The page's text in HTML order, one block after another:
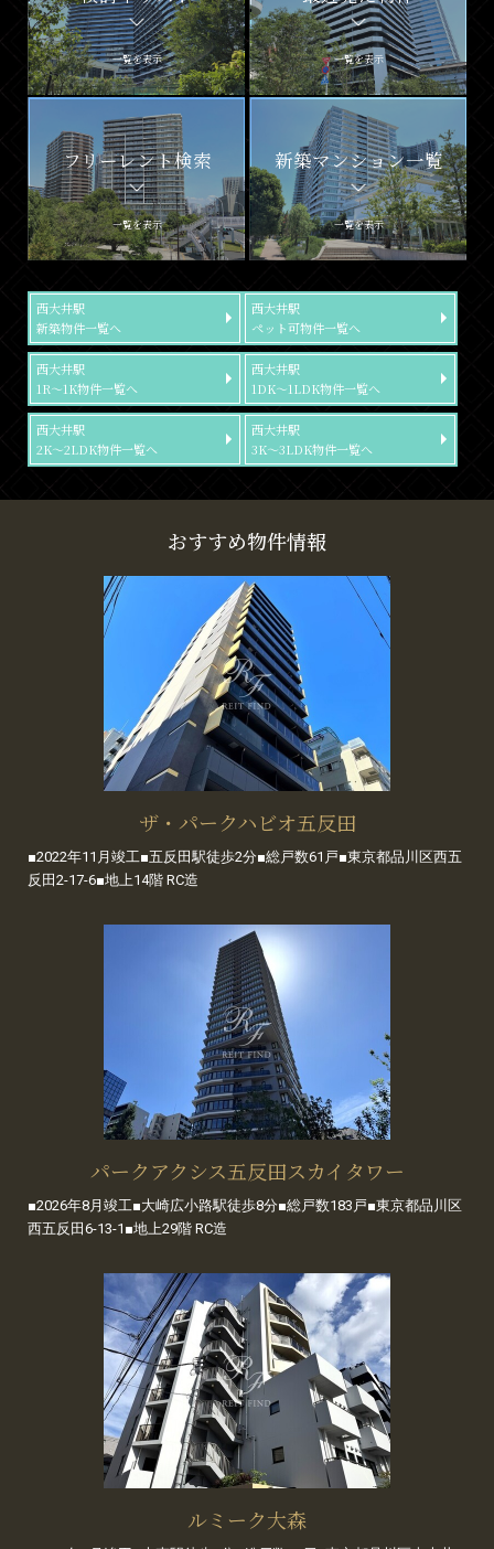
一覧を表示 一覧を表示
フリーレント検索
一覧を表示
新築マンション一覧
一覧を表示
西大井駅
新築物件一覧へ
西大井駅
ペット可物件一覧へ
西大井駅
1R～1K物件一覧へ
西大井駅
1DK～1LDK物件一覧へ
西大井駅
2K～2LDK物件一覧へ
西大井駅
3K～3LDK物件一覧へ
おすすめ物件情報
ザ・パークハビオ五反田
■2022年11月竣工■五反田駅徒歩2分■総戸数61戸■東京都品川区西五
反田2-17-6■地上14階 RC造
パークアクシス五反田スカイタワー
■2026年8月竣工■大崎広小路駅徒歩8分■総戸数183戸■東京都品川区
西五反田6-13-1■地上29階 RC造
ルミーク大森